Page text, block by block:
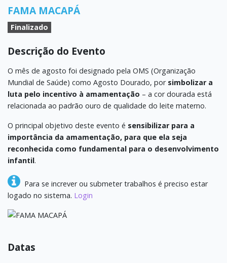
FAMA MACAPÁ
Finalizado
Descrição do Evento
O mês de agosto foi designado pela OMS (Organização
Mundial de Saúde) como Agosto Dourado, por simbolizar a
luta pelo incentivo à amamentação – a cor dourada está
relacionada ao padrão ouro de qualidade do leite materno.
O principal objetivo deste evento é sensibilizar para a
importância da amamentação, para que ela seja
reconhecida como fundamental para o desenvolvimento
infantil.
Para se increver ou submeter trabalhos é preciso estar
logado no sistema. Login
Datas